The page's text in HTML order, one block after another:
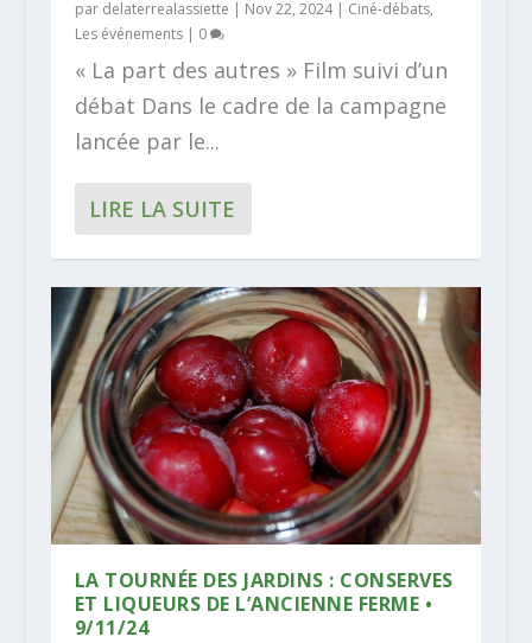
par delaterrealassiette | Nov 22, 2024| Ciné-débats,
Les événements| 0
« La part des autres » Film suivi d’un
débat Dans le cadre de la campagne
lancée par le...
LIRE LA SUITE
LA TOURNÉE DES JARDINS : CONSERVES
ET LIQUEURS DE L’ANCIENNE FERME •
9/11/24